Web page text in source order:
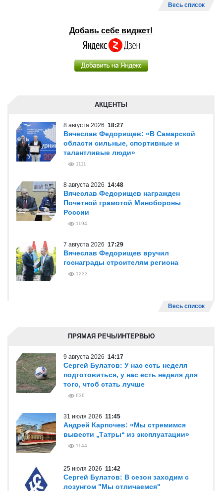
Весь список
Добавь себе виджет!
АКЦЕНТЫ
8 августа 2026 18:27
Вячеслав Федорищев: «В Самарской
области сильные, спортивные и
талантливые люди»
1111
8 августа 2026 14:48
Вячеслав Федорищев награжден
Почетной грамотой Минобороны
России
1194
7 августа 2026 17:29
Вячеслав Федорищев вручил
госнаграды строителям региона
1233
Весь список
ПРЯМАЯ РЕЧЬ/ИНТЕРВЬЮ
9 августа 2026 14:17
Сергей Булатов: У нас есть неделя
подготовиться, у нас есть неделя для
того, чтоб стать лучше
636
31 июля 2026 11:45
Андрей Карпочев: «Мы стремимся
вывести „Татры“ из эксплуатации»
1144
25 июля 2026 11:42
Сергей Булатов: В сезон заходим с
лозунгом "Мы отличаемся"